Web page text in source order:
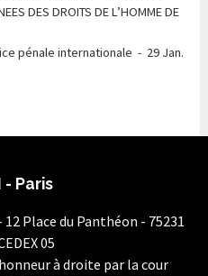
DES DROITS DE L’HOMME DE
pénale internationale - 29 Jan.
- Paris
Place du Panthéon - 75231
05
à droite par la cour